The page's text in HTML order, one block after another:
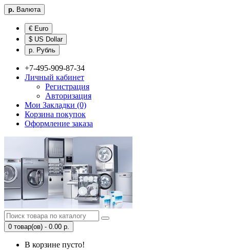
р. Валюта
€ Euro
$ US Dollar
р. Рубль
+7-495-909-87-34
Личный кабинет
Регистрация
Авторизация
Мои Закладки (0)
Корзина покупок
Оформление заказа
0 товар(ов) - 0.00 р.
В корзине пусто!